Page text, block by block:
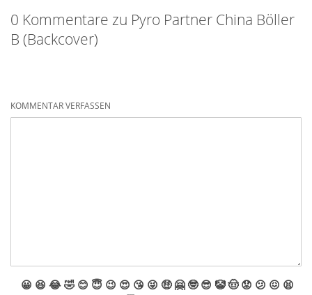
0 Kommentare zu Pyro Partner China Böller
B (Backcover)
KOMMENTAR VERFASSEN
😀 😆 😂🤣 😊 😇 😉 😍 😘 😜 🤑 🤗 🤓 😎 🤡🤠 😟 😕 😖 😫